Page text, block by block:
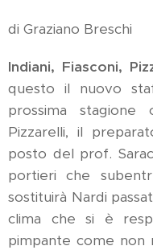
di Graziano Breschi
Indiani, Fiasconi,
questo il nuovo
prossima
Pizzarelli, il
posto del prof.
portieri che
sostituirà Nardi
clima che si è
pimpante come non